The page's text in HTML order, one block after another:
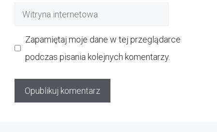
Witryna
Zapamiętaj moje dane w tej przeglądarce
podczas pisania kolejnych komentarzy.